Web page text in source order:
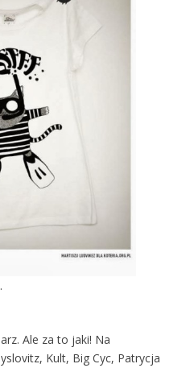
.
Ale za to jaki! Na
Kult, Big Cyc, Patrycja